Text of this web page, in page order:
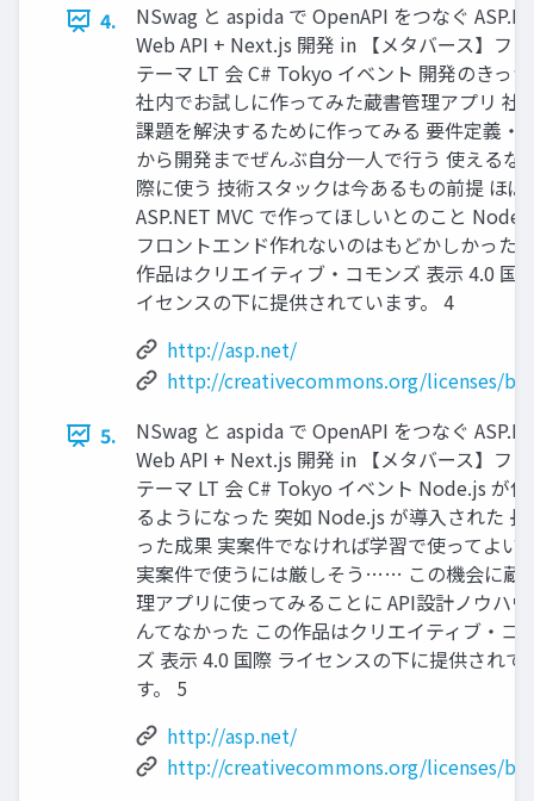
4.
NSwag と aspida で OpenAPI をつなぐ
Web API + Next.js 開発 in 【メタバース】フ
テーマ LT 会 C# Tokyo イベント 開発のきっ
社内でお試しに作ってみた蔵書管理アプリ 社
課題を解決するために作ってみる 要件定義・
から開発までぜんぶ自分一人で行う 使えるな
際に使う 技術スタックは今あるもの前提 ほぼ
ASP.NET MVC で作ってほしいとのこと
フロントエンド作れないのはもどかしかった
作品はクリエイティブ・コモンズ 表示 4.0 国
イセンスの下に提供されています。 4
http://asp.net/
http://creativecommons.org/licenses/
5.
NSwag と aspida で OpenAPI をつなぐ
Web API + Next.js 開発 in 【メタバース】フ
テーマ LT 会 C# Tokyo イベント Node.js が
るようになった 突如 Node.js が導入された 長
った成果 実案件でなければ学習で使ってよい
実案件で使うには厳しそう…… この機会に蔵
理アプリに使ってみることに API設計ノウハ
んてなかった この作品はクリエイティブ・コ
ズ 表示 4.0 国際 ライセンスの下に提供されて
す。 5
http://asp.net/
http://creativecommons.org/licenses/